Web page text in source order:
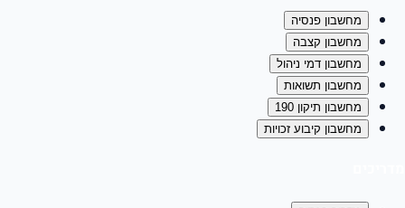
מחשבון פנסיה
מחשבון קצבה
מחשבון דמי ניהול
מחשבון תשואות
מחשבון תיקון 190
מחשבון קיבוע זכויות